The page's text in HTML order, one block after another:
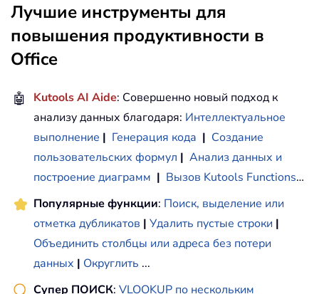
Лучшие инструменты для
повышения продуктивности в
Office
🤖 Kutools AI Aide: Совершенно новый подход к
анализу данных благодаря: Интеллектуальное
выполнение | Генерация кода | Создание
пользовательских формул | Анализ данных и
построение диаграмм | Вызов Kutools Functions…
Популярные функции: Поиск, выделение или
отметка дубликатов | Удалить пустые строки |
Объединить столбцы или адреса без потери
данных | Округлить ...
Супер ПОИСК: VLOOKUP по нескольким